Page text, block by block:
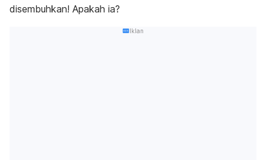
disembuhkan! Apakah ia?
Iklan